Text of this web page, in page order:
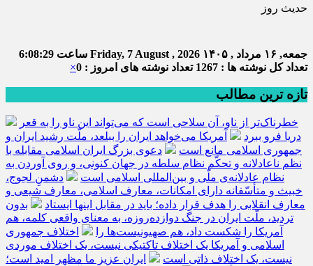
حدیث روز
جمعه, ۱۶ مرداد , ۱۴۰۵ Friday, 7 August , 2026 ساعت 6:08:29
تعداد کل نوشته ها : 1267
تعداد نوشته های امروز : 0 ×
تازه ترین مطالب
خطرناک‌تر از ناو، آن سلاحی است که می‌تواند این ناو را به قعر
دریا فرو ببرد
آمریکا می‌خواهد ایران را ببلعد، ملّت رشید ایران و
جمهوری اسلامی مانع است
دعوی بزرگ ایران اسلامی مقابله با
نظم ناعادلانه و تحکّم نظام سلطه در جهان کنونی، و روی آوردن به
نظام عادلانه‌ی ملّی و بین‌المللی اسلامی است
دشمنِ لجوج،
خبیث و متأسّفانه دارای امکانات، معارف اسلامی، معارف شیعی و
معارف انقلابی را هدف قرار داده؛ باید در مقابل اینها ایستاد
بدون
تردید، ملّت ایران در جنگ دوازده‌روزه، به معنای واقعی کلمه، هم
آمریکا را شکست داد، هم صهیونیست‌ها را
اختلاف جمهوری
اسلامی و آمریکا یک اختلاف تاکتیکی نیست، یک اختلاف موردی
نیست، یک اختلاف ذاتی است
ایران عزیز ما مظهر امید است؛